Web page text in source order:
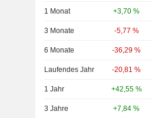
1 Monat +3,70 %
3 Monate -5,77 %
6 Monate -36,29 %
Laufendes Jahr -20,81 %
1 Jahr +42,55 %
3 Jahre +7,84 %